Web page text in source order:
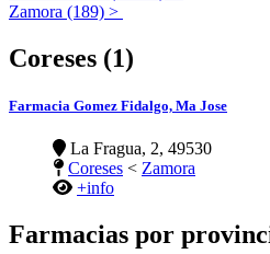
Zamora (189) >
Coreses (1)
Farmacia Gomez Fidalgo, Ma Jose
La Fragua, 2, 49530
Coreses < Zamora
+info
Farmacias por